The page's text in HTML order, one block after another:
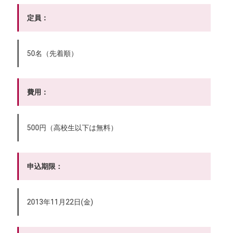
定員：
50名（先着順）
費用：
500円（高校生以下は無料）
申込期限：
2013年11月22日(金)